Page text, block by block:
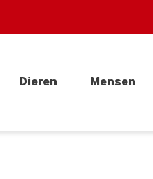
Dieren Mensen